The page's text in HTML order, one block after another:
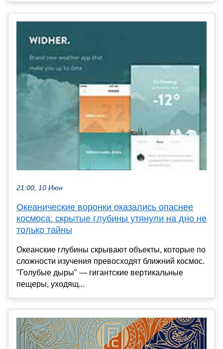
21:00, 10 Июн
Океанические воронки оказались опаснее
космоса: скрытые глубины утянули на дно не
только тайны
Океанские глубины скрывают объекты, которые по
сложности изучения превосходят ближний космос.
"Голубые дыры" — гигантские вертикальные
пещеры, уходящ...